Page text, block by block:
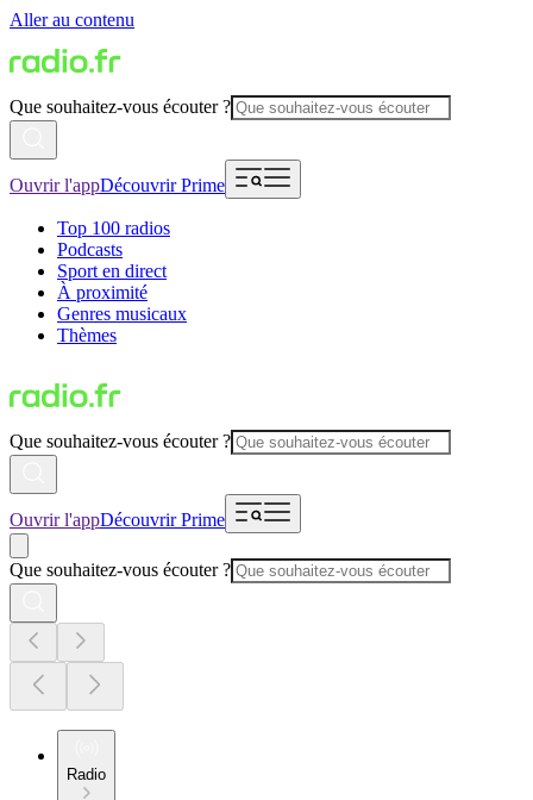
Aller au contenu
Que souhaitez-vous écouter ?
Ouvrir l'appDécouvrir Prime
Top 100 radios
Podcasts
Sport en direct
À proximité
Genres musicaux
Thèmes
Que souhaitez-vous écouter ?
Ouvrir l'appDécouvrir Prime
Que souhaitez-vous écouter ?
Radio